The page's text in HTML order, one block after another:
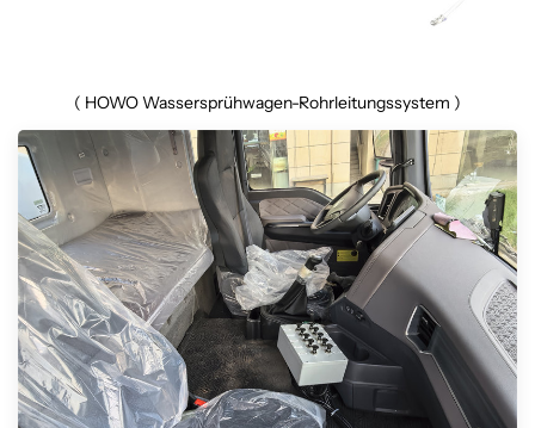
( HOWO Wassersprühwagen-Rohrleitungssystem )